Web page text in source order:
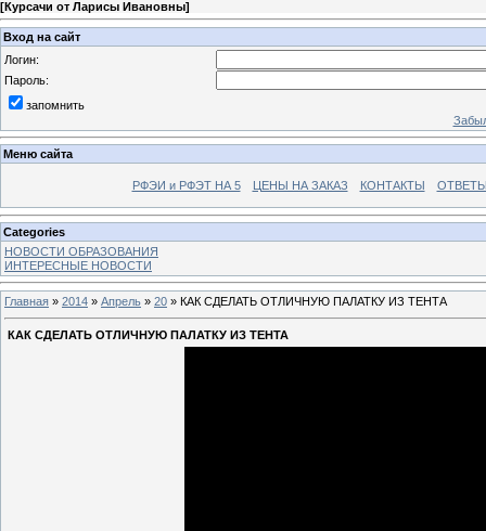
[Курсачи от Ларисы Ивановны]
Вход на сайт
Логин:
Пароль:
запомнить
Меню сайта
РФЭИ и РФЭТ НА 5 ЦЕНЫ НА ЗАКАЗ КОНТАКТЫ
Categories
НОВОСТИ ОБРАЗОВАНИЯ
ИНТЕРЕСНЫЕ НОВОСТИ
Главная » 2014 » Апрель » 20 » КАК СДЕЛАТЬ ОТЛИЧНУЮ ПАЛАТКУ ИЗ ТЕНТА
КАК СДЕЛАТЬ ОТЛИЧНУЮ ПАЛАТКУ ИЗ ТЕНТА